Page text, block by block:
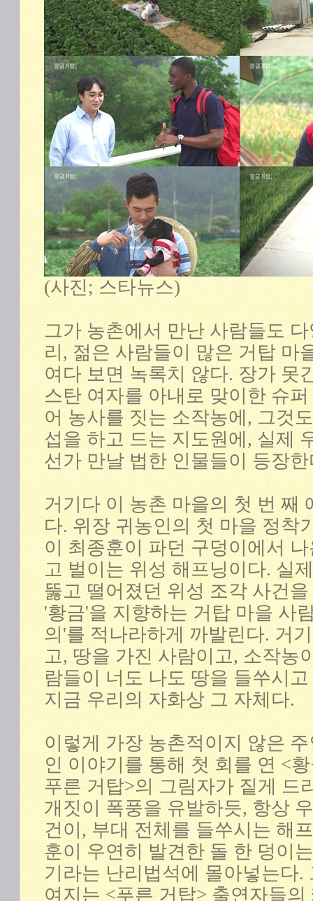
(사진; 스타뉴스)
그가 농촌에서 만난 사람들도
리, 젊은 사람들이 많은 거탑 마
여다 보면 녹록치 않다. 장가 못
스탄 여자를 아내로 맞이한 슈
어 농사를 짓는 소작농에, 그것
섭을 하고 드는 지도원에, 실제
선가 만날 법한 인물들이 등장
거기다 이 농촌 마을의 첫 번 째
다. 위장 귀농인의 첫 마을 정착
이 최종훈이 파던 구덩이에서
고 벌이는 위성 해프닝이다. 실
뚫고 떨어졌던 위성 조각 사건
'황금'을 지향하는 거탑 마을 사
의'를 적나라하게 까발린다. 거
고, 땅을 가진 사람이고, 소작농
람들이 너도 나도 땅을 들쑤시
지금 우리의 자화상 그 자체다.
이렇게 가장 농촌적이지 않은
인 이야기를 통해 첫 회를 연 <
푸른 거탑>의 그림자가 짙게 드
개짓이 폭풍을 유발하듯, 항상
건이, 부대 전체를 들쑤시는 해
훈이 우연히 발견한 돌 한 덩이
기라는 난리법석에 몰아넣는다.
여지는 <푸른 거탑> 출연자들